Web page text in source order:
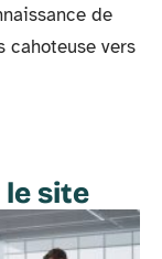
de
cahoteuse vers
site